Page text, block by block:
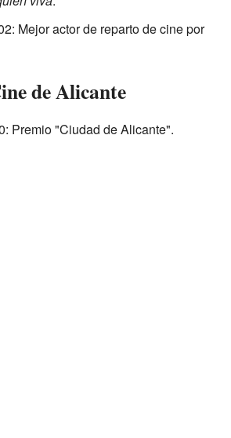
Mejor actor de reparto de cine por
de Alicante
Premio "Ciudad de Alicante".